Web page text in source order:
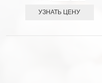
УЗНАТЬ ЦЕНУ